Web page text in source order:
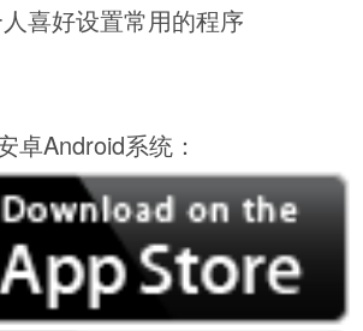
喜好设置常用的程序
卓Android系统：